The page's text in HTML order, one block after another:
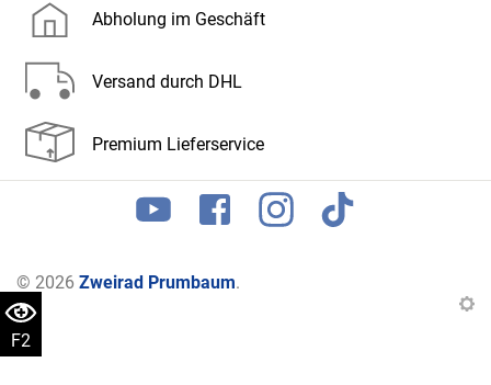
F2
Abholung im Geschäft
Versand durch DHL
Premium Lieferservice
© 2026 Zweirad Prumbaum.